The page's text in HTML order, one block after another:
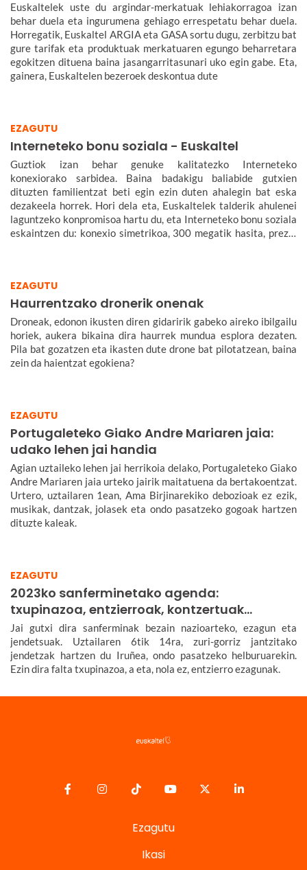
Euskaltelek uste du argindar-merkatuak lehiakorragoa izan
behar duela eta ingurumena gehiago errespetatu behar duela.
Horregatik, Euskaltel ARGIA eta GASA sortu dugu, zerbitzu bat
gure tarifak eta produktuak merkatuaren egungo beharretara
egokitzen dituena baina jasangarritasunari uko egin gabe. Eta,
gainera, Euskaltelen bezeroek deskontua dute
EZAGUTU
Interneteko bonu soziala - Euskaltel
Guztiok izan behar genuke kalitatezko Interneteko
konexiorako sarbidea. Baina badakigu baliabide gutxien
dituzten familientzat beti egin ezin duten ahalegin bat eska
dezakeela horrek. Hori dela eta, Euskaltelek talderik ahulenei
laguntzeko konpromisoa hartu du, eta Interneteko bonu soziala
eskaintzen du: konexio simetrikoa, 300 megatik hasita, prezio
EZAGUTU
Haurrentzako dronerik onenak
Droneak, edonon ikusten diren gidaririk gabeko aireko ibilgailu
horiek, aukera bikaina dira haurrek mundua esplora dezaten.
Pila bat gozatzen eta ikasten dute drone bat pilotatzean, baina
zein da haientzat egokiena?
EZAGUTU
Portugaleteko Giako Andre Mariaren jaia:
udako lehen jai handia
Agian uztaileko lehen jai herrikoia delako, Portugaleteko Giako
Andre Mariaren jaia urteko jairik maitatuena da bertakoentzat.
Urtero, uztailaren 1ean, Ama Birjinarekiko debozioak ez ezik,
musikak, dantzak, jolasek eta ondo pasatzeko gogoak hartzen
dituzte kaleak.
EZAGUTU
2023ko sanferminetako agenda:
txupinazoa, entzierroak, kontzertuak…
Jai gutxi dira sanferminak bezain nazioarteko, ezagun eta
jendetsuak. Uztailaren 6tik 14ra, zuri-gorriz jantzitako
jendetzak hartzen du Iruñea, ondo pasatzeko helburuarekin.
Ezin dira falta txupinazoa, a eta, nola ez, entzierro ezagunak.
Ezagutu
Ikasi